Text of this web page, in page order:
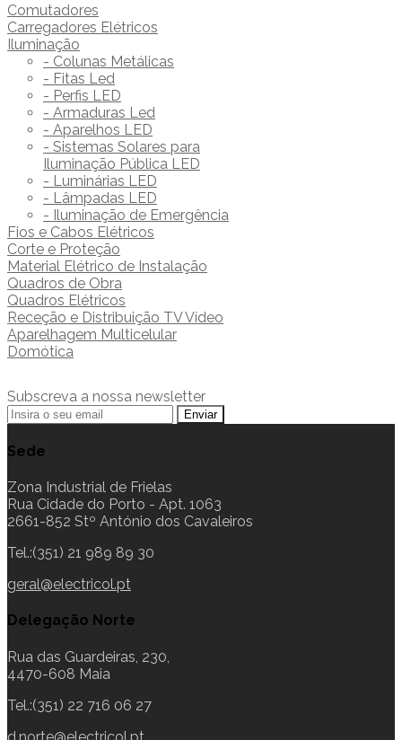
Comutadores
Carregadores Elétricos
Iluminação
- Colunas Metálicas
- Fitas Led
- Perfis LED
- Armaduras Led
- Aparelhos LED
- Sistemas Solares para
Iluminação Pública LED
- Luminárias LED
- Lâmpadas LED
- Iluminação de Emergência
Fios e Cabos Elétricos
Corte e Proteção
Material Elétrico de Instalação
Quadros de Obra
Quadros Elétricos
Receção e Distribuição TV Vídeo
Aparelhagem Multicelular
Domótica
Subscreva a nossa newsletter
Sede
Zona Industrial de Frielas
Rua Cidade do Porto - Apt. 1063
2661-852 Stº António dos Cavaleiros
Tel.:(351) 21 989 89 30
geral@electricol.pt
Delegação Norte
Rua das Guardeiras, 230,
4470-608 Maia
Tel.:(351) 22 716 06 27